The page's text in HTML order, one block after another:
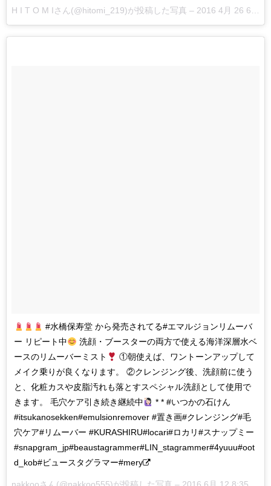
H I T O M Iさん(@hitomi_219)が投稿した写真 – 2016 4月 26 6:16午前 PDT
#水橋保寿堂 から発売されてる#エマルジョンリムーバ
ー リピート中
洗顔・ブースターの両方で使える海洋深層水ベ
ースのリムーバーミスト
①朝使えば、ワントーンアップして
メイク乗りが良くなります。 ②クレンジング後、洗顔前に使う
と、化粧カスや皮脂汚れも落とすスペシャル洗顔として使用で
きます。 毛穴ケア引き続き継続中
* * #いつかの石けん
#itsukanosekken#emulsionremover #置き画#クレンジング#毛
穴ケア#リムーバー #KURASHIRU#locari#ロカリ#スナップミー
#snapgram_jp#beaustagrammer#LIN_stagrammer#4yuuu#oot
d_kob#ビュースタグラマー#mery